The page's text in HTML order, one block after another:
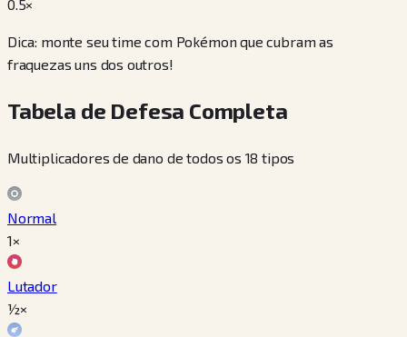
0.5×
Dica: monte seu time com Pokémon que cubram as
fraquezas uns dos outros!
Tabela de Defesa Completa
Multiplicadores de dano de todos os 18 tipos
Normal
1×
Lutador
½×